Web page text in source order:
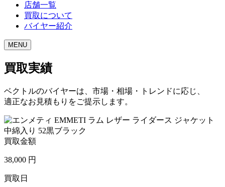
店舗一覧
買取について
バイヤー紹介
MENU
買取実績
ベクトルのバイヤーは、市場・相場・トレンドに応じ、
適正なお見積もりをご提示します。
買取金額
38,000 円
買取日